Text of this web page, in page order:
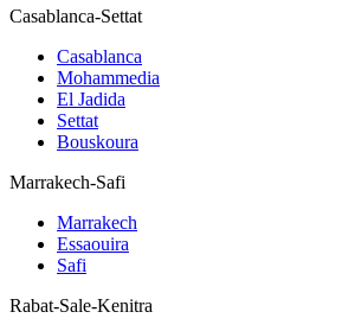
Casablanca-Settat
Casablanca
Mohammedia
El Jadida
Settat
Bouskoura
Marrakech-Safi
Marrakech
Essaouira
Safi
Rabat-Sale-Kenitra